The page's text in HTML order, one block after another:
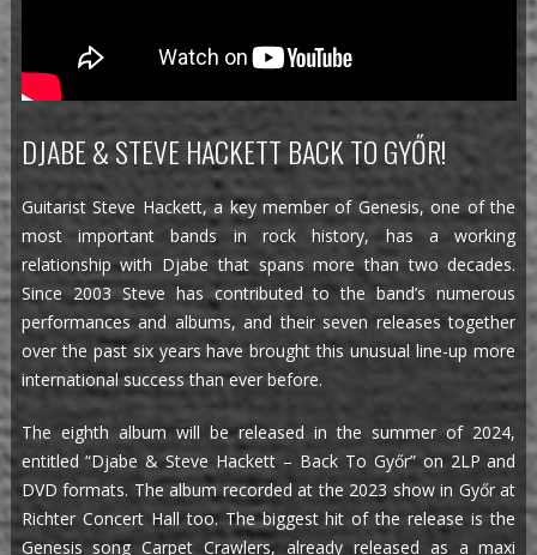
DJABE & STEVE HACKETT BACK TO GYŐR!
Guitarist Steve Hackett, a key member of Genesis, one of the
most important bands in rock history, has a working
relationship with Djabe that spans more than two decades.
Since 2003 Steve has contributed to the band’s numerous
performances and albums, and their seven releases together
over the past six years have brought this unusual line-up more
international success than ever before.
The eighth album will be released in the summer of 2024,
entitled “Djabe & Steve Hackett – Back To Győr” on 2LP and
DVD formats. The album recorded at the 2023 show in Győr at
Richter Concert Hall too. The biggest hit of the release is the
Genesis song Carpet Crawlers, already released as a maxi